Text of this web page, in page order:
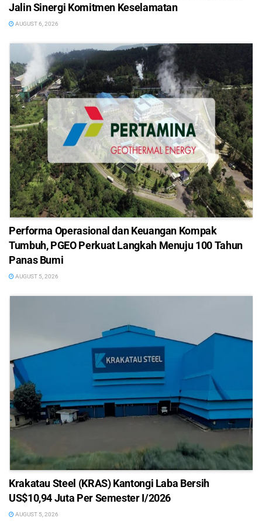
Jalin Sinergi Komitmen Keselamatan
AUGUST 6, 2026
Performa Operasional dan Keuangan Kompak
Tumbuh, PGEO Perkuat Langkah Menuju 100 Tahun
Panas Bumi
AUGUST 5, 2026
Krakatau Steel (KRAS) Kantongi Laba Bersih
US$10,94 Juta Per Semester I/2026
AUGUST 5, 2026